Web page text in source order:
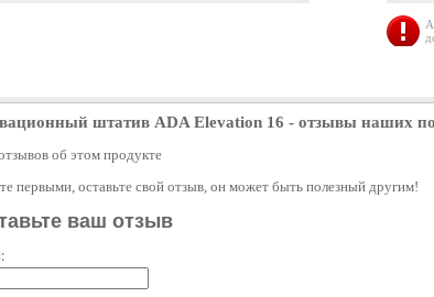
штатив ADA Elevation 16 - отзывы наших
об этом продукте
первыми, оставьте свой отзыв, он может быть полезный другим!
ваш отзыв